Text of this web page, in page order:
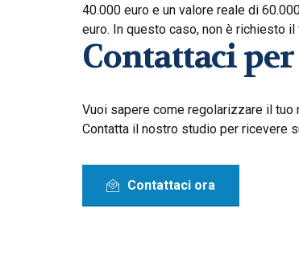
40.000 euro e un valore reale di
euro. In questo caso, non è richiesto il
Contattaci
Vuoi sapere come regolarizzare il
Contatta il nostro studio per ricevere
Contattaci ora